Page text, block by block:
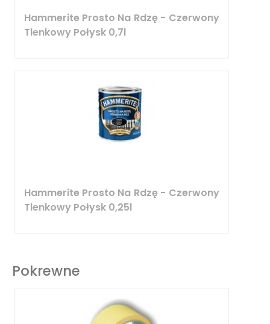
Hammerite Prosto Na Rdzę - Czerwony
Tlenkowy Połysk 0,7l
Hammerite Prosto Na Rdzę - Czerwony
Tlenkowy Połysk 0,25l
Pokrewne